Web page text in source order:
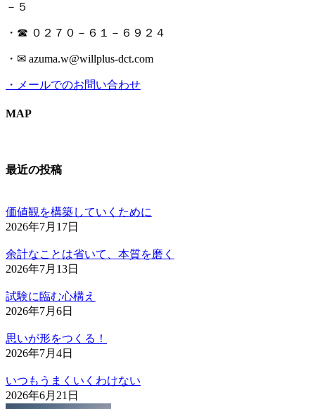
－５
・☎ ０２７０－６１－６９２４
・✉ azuma.w@willplus-dct.com
・メールでのお問い合わせ
MAP
最近の投稿
価値観を構築していくために
2026年7月17日
余計なことは省いて、本質を磨く
2026年7月13日
試験に臨む心構え
2026年7月6日
思いが形をつくる！
2026年7月4日
いつもうまくいくわけない
2026年6月21日